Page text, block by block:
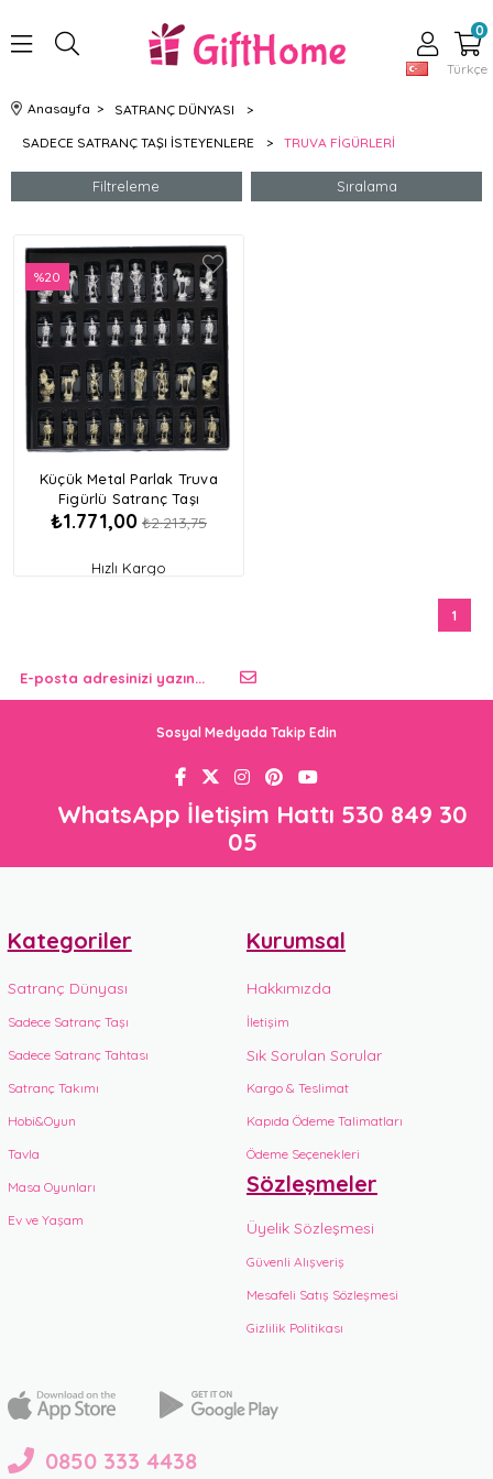
Türkçe
0
Anasayfa > SATRANÇ DÜNYASI
>
SADECE SATRANÇ TAŞI İSTEYENLERE
> TRUVA FİGÜRLERİ
Filtreleme Sıralama
Küçük Metal Parlak Truva
Figürlü Satranç Taşı
₺1.771,00 ₺2.213,75
%20
İndirim
%20İndirim
Hızlı Kargo
1
Sosyal Medyada Takip Edin
WhatsApp İletişim Hattı 530 849 30
05
Kategoriler
Satranç Dünyası
Sadece Satranç Taşı
Sadece Satranç Tahtası
Satranç Takımı
Hobi&Oyun
Tavla
Masa Oyunları
Ev ve Yaşam
Kurumsal
Hakkımızda
İletişim
Sık Sorulan Sorular
Kargo & Teslimat
Kapıda Ödeme Talimatları
Ödeme Seçenekleri
Sözleşmeler
Üyelik Sözleşmesi
Güvenli Alışveriş
Mesafeli Satış Sözleşmesi
Gizlilik Politikası
0850 333 4438